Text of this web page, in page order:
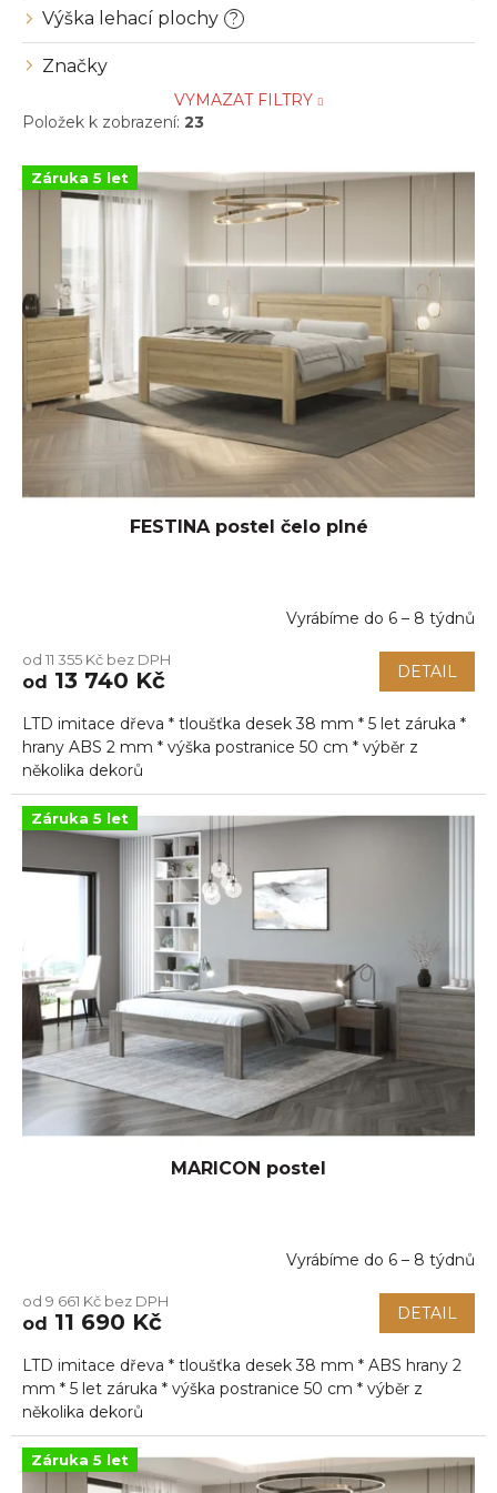
Značky
Výška lehací plochy ?
VYMAZAT FILTRY
Položek k zobrazení: 23
V
k
Záruka 5 let
FESTINA postel čelo plné
produktu
je
z
5
hvězdiček.
Vyrábíme do 6 – 8 týdnů
od 11 355 Kč bez DPH
od 13 740 Kč DETAIL
LTD imitace dřeva * tloušťka desek 38 mm * 5 let záruka *
hrany ABS 2 mm * výška postranice 50 cm * výběr z
několika dekorů
Záruka 5 let
MARICON postel
Vyrábíme do 6 – 8 týdnů
od 9 661 Kč bez DPH
od 11 690 Kč DETAIL
LTD imitace dřeva * tloušťka desek 38 mm * ABS hrany 2
mm * 5 let záruka * výška postranice 50 cm * výběr z
několika dekorů
Záruka 5 let